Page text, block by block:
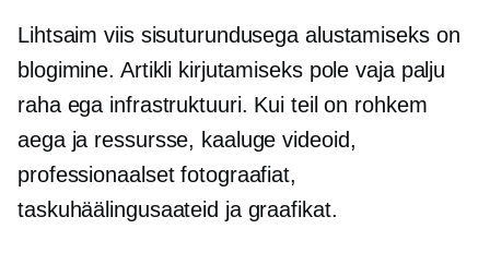
Lihtsaim viis sisuturundusega alustamiseks on
blogimine. Artikli kirjutamiseks pole vaja palju
raha ega infrastruktuuri. Kui teil on rohkem
aega ja ressursse, kaaluge videoid,
professionaalset fotograafiat,
taskuhäälingusaateid ja graafikat.